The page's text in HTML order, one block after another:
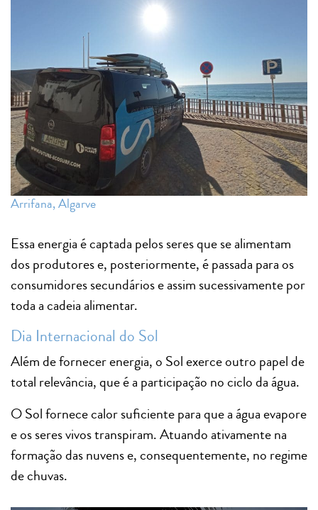
Arrifana, Algarve
Essa energia é captada pelos seres que se alimentam
dos produtores e, posteriormente, é passada para os
consumidores secundários e assim sucessivamente por
toda a cadeia alimentar.
Dia Internacional do Sol
Além de fornecer energia, o Sol exerce outro papel de
total relevância, que é a participação no ciclo da água.
O Sol fornece calor suficiente para que a água evapore
e os seres vivos transpiram. Atuando ativamente na
formação das nuvens e, consequentemente, no regime
de chuvas.